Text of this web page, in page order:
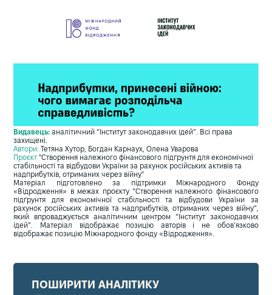
Видавець: аналітичний “Інститут законодавчих ідей”. Всі права
захищені.
Автори:
Тетяна Хутор, Богдан Карнаух, Олена Уварова
Проєкт"Створення належного фінансового підґрунтя для економічної
стабільності та відбудови України за рахунок російських активів та
надприбутків, отриманих через війну"
Матеріал підготовлено за підтримки Міжнародного Фонду
«Відродження» в межах проєкту “Створення належного фінансового
підґрунтя для економічної стабільності та відбудови України за
рахунок російських активів та надприбутків, отриманих через війну”,
який впроваджується аналітичним центром “Інститут законодавчих
ідей”. Матеріал відображає позицію авторів і не обов’язково
відображає позицію Міжнародного фонду «Відродження».
ПОШИРИТИ АНАЛІТИКУ